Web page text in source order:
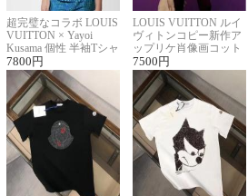
超完璧なコラボ LOUIS
VUITTON × Yayoi
Kusama 個性 半袖Tシャ
ツコピー男女兼用
7800 円
LOUIS VUITTON ルイ
ヴィトンコピー新作ア
ップリケ肖像画コット
ンニット半袖Tシャツ
7500 円